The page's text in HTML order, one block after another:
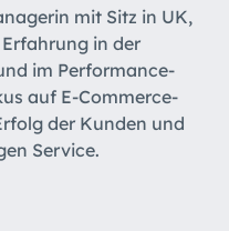
mit Sitz in UK,
in der
im Performance-
auf E-Commerce-
der Kunden und
Service.